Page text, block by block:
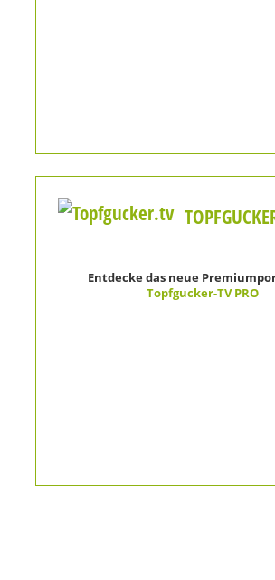
Entdecke das neue
Topfgucker-TV PRO